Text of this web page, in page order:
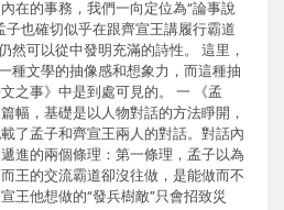
在的事務，我們一向定位為“論事說
也確切似乎在跟齊宣王講履行霸道
然可以從中發明充滿的詩性。 這里，
種文學的抽像感和想象力，而這種抽
之事》中是到處可見的。 一 《孟
幅，基礎是以人物對話的方法睜開，
了孟子和齊宣王兩人的對話。對話內
進的兩個條理：第一條理，孟子以為
王的交流霸道卻沒往做，是能做而不
王他想做的“發兵樹敵”只會招致災